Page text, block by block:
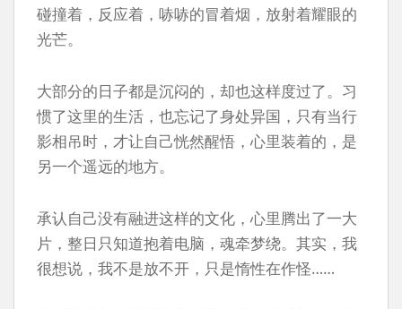
碰撞着，反应着，哧哧的冒着烟，放射着耀眼的
光芒。
大部分的日子都是沉闷的，却也这样度过了。习
惯了这里的生活，也忘记了身处异国，只有当行
影相吊时，才让自己恍然醒悟，心里装着的，是
另一个遥远的地方。
承认自己没有融进这样的文化，心里腾出了一大
片，整日只知道抱着电脑，魂牵梦绕。其实，我
很想说，我不是放不开，只是惰性在作怪……